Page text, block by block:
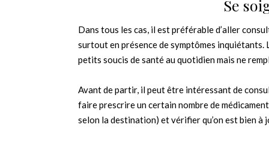
Se
Dans tous les cas, il est préférable d’aller
surtout en présence de symptômes
petits soucis de santé au quotidien mais ne
Avant de partir, il peut être intéressant de
faire prescrire un certain nombre de
selon la destination) et vérifier qu’on est bien à